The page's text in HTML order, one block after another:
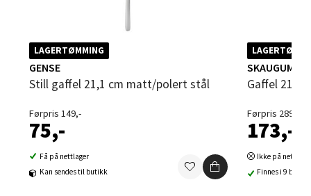
LAGERTØMMING
GENSE
Still gaffel 21,1 cm matt/polert stål
Førpris 149,-
75,-
Få på nettlager
Kan sendes til butikk
SKAUGUM
Gaffel 21
Førpris 289,-
173,-
Ikke på
Finnes i 9
Velg
Orkanger - Thon Senter Orkanger
Thon Senter Orkanger, Orkdalsveien 113, 7300
Orkanger